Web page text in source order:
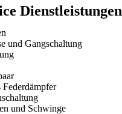
Dienstleistungen
und Gangschaltung
Federdämpfer
und Schwinge